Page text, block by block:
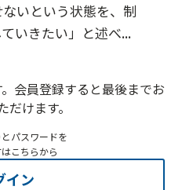
いという状態を、制
いきたい」と述べ...
会員登録すると最後までお
だけます。
パスワードを
こちらから
イン